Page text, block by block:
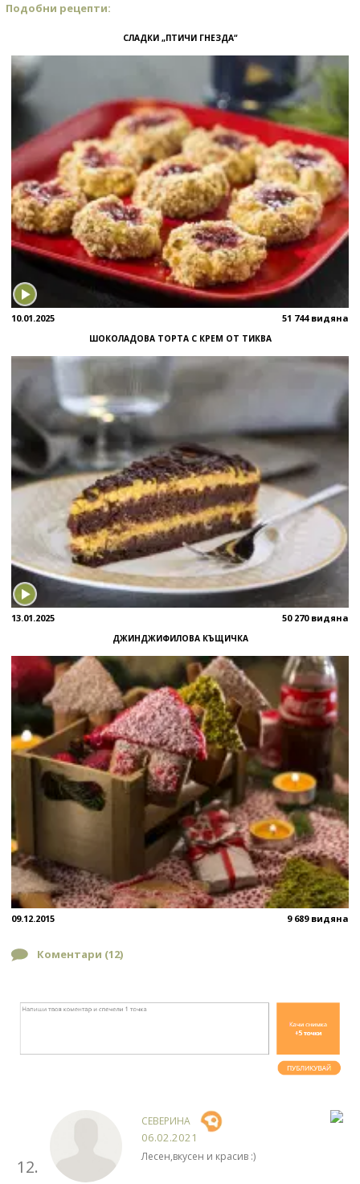
Подобни рецепти:
СЛАДКИ „ПТИЧИ ГНЕЗДА“
10.01.2025 51 744 видяна
ШОКОЛАДОВА ТОРТА С КРЕМ ОТ ТИКВА
13.01.2025 50 270 видяна
ДЖИНДЖИФИЛОВА КЪЩИЧКА
09.12.2015 9 689 видяна
Коментари (12)
12.
СЕВЕРИНА
06.02.2021
Лесен,вкусен и красив :)